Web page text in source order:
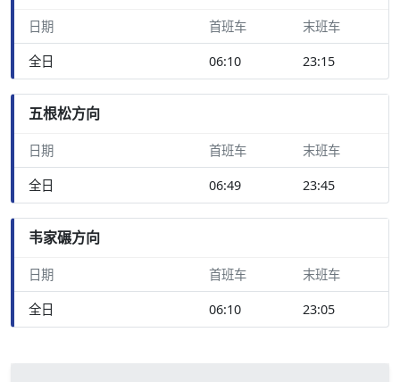
日期 首班车 末班车
全日 06:10 23:15
五根松方向
日期 首班车 末班车
全日 06:49 23:45
韦家碾方向
日期 首班车 末班车
全日 06:10 23:05